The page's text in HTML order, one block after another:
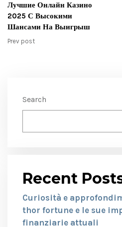
Лучшие Онлайн Казино
2025 С Высокими
Шансами На Выигрыш
Prev post
Search
Recent
Curiosità e
thor fortune e le sue
finanziarie attuali